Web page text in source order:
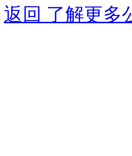
返回 了解更多